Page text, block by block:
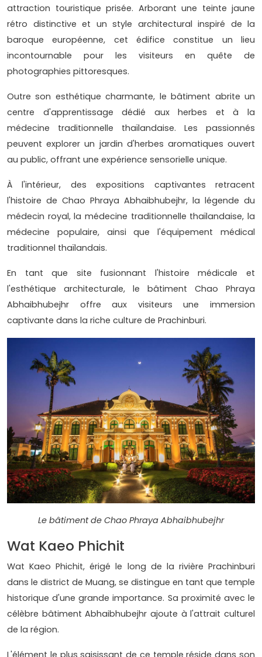
attraction touristique prisée. Arborant une teinte jaune
rétro distinctive et un style architectural inspiré de la
baroque européenne, cet édifice constitue un lieu
incontournable pour les visiteurs en quête de
photographies pittoresques.
Outre son esthétique charmante, le bâtiment abrite un
centre d'apprentissage dédié aux herbes et à la
médecine traditionnelle thaïlandaise. Les passionnés
peuvent explorer un jardin d'herbes aromatiques ouvert
au public, offrant une expérience sensorielle unique.
À l'intérieur, des expositions captivantes retracent
l'histoire de Chao Phraya Abhaibhubejhr, la légende du
médecin royal, la médecine traditionnelle thaïlandaise, la
médecine populaire, ainsi que l'équipement médical
traditionnel thaïlandais.
En tant que site fusionnant l'histoire médicale et
l'esthétique architecturale, le bâtiment Chao Phraya
Abhaibhubejhr offre aux visiteurs une immersion
captivante dans la riche culture de Prachinburi.
Le bâtiment de Chao Phraya Abhaibhubejhr
Wat Kaeo Phichit
Wat Kaeo Phichit, érigé le long de la rivière Prachinburi
dans le district de Muang, se distingue en tant que temple
historique d'une grande importance. Sa proximité avec le
célèbre bâtiment Abhaibhubejhr ajoute à l'attrait culturel
de la région.
L'élément le plus saisissant de ce temple réside dans son